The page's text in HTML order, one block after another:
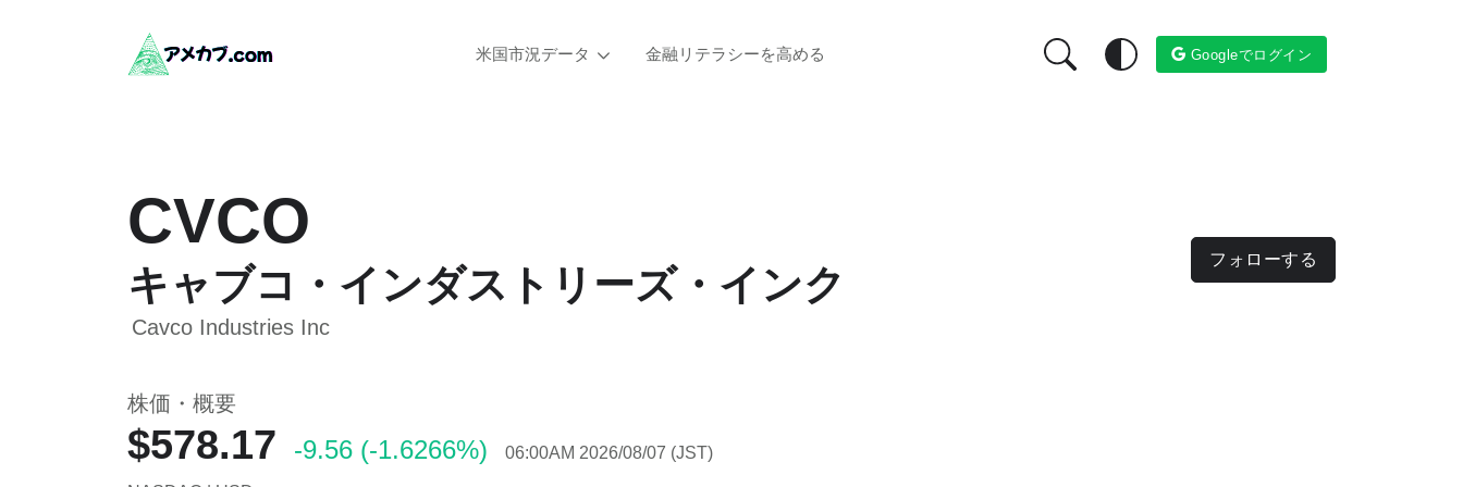
米国市況データ 金融リテラシーを高める Googleでログイン
CVCO
キャブコ・インダストリーズ・インク
Cavco Industries Inc
フォローする
株価・概要
$578.17 -9.56 (-1.6266%) 06:00AM 2026/08/07 (JST)